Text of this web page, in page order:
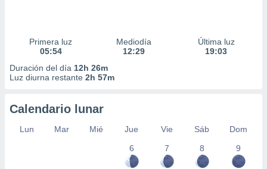
Primera luz
05:54
Mediodía
12:29
Última luz
19:03
Duración del día 12h 26m
Luz diurna restante 2h 57m
Calendario lunar
Lun Mar Mié Jue Vie Sáb
Dom
6
7 8 9